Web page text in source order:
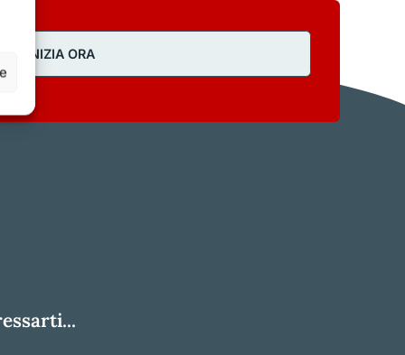
INIZIA ORA